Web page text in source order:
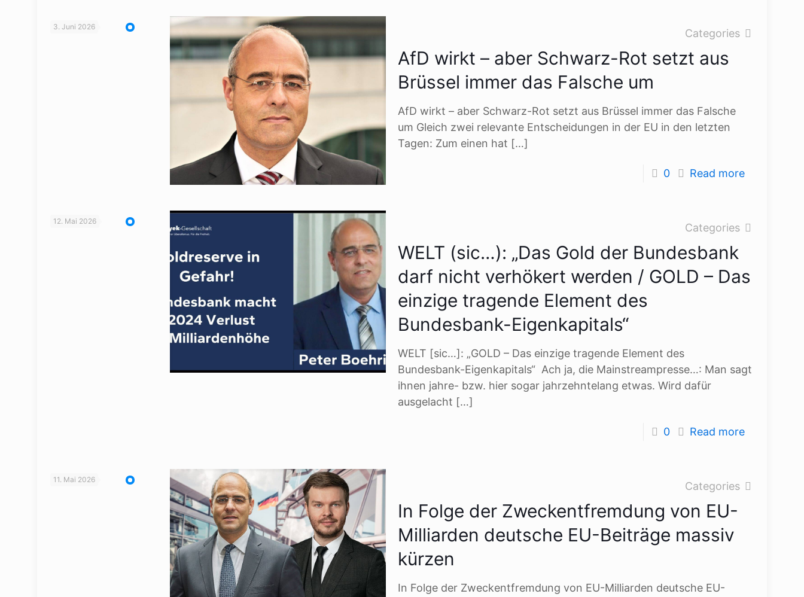
3. Juni 2026
Categories
AfD wirkt – aber Schwarz-Rot setzt aus
Brüssel immer das Falsche um
AfD wirkt – aber Schwarz-Rot setzt aus Brüssel immer das Falsche
um Gleich zwei relevante Entscheidungen in der EU in den letzten
Tagen: Zum einen hat […]
0 Read more
12. Mai 2026
Categories
WELT (sic…): „Das Gold der Bundesbank
darf nicht verhökert werden / GOLD – Das
einzige tragende Element des
Bundesbank-Eigenkapitals“
WELT [sic…]: „GOLD – Das einzige tragende Element des
Bundesbank-Eigenkapitals“ Ach ja, die Mainstreampresse…: Man sagt
ihnen jahre- bzw. hier sogar jahrzehntelang etwas. Wird dafür
ausgelacht […]
0 Read more
11. Mai 2026
Categories
In Folge der Zweckentfremdung von EU-
Milliarden deutsche EU-Beiträge massiv
kürzen
In Folge der Zweckentfremdung von EU-Milliarden deutsche EU-